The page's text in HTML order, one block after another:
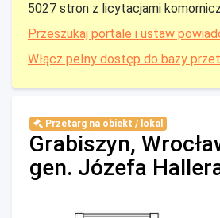
5027 stron z licytacjami
Przeszukaj portale i ustaw
Włącz pełny dostęp do bazy
Przetarg na obiekt / lokal
Grabiszyn,
gen. Józefa